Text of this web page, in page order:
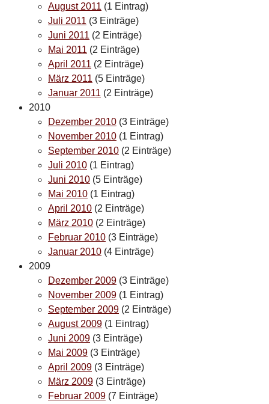
August 2011 (1 Eintrag)
Juli 2011 (3 Einträge)
Juni 2011 (2 Einträge)
Mai 2011 (2 Einträge)
April 2011 (2 Einträge)
März 2011 (5 Einträge)
Januar 2011 (2 Einträge)
2010
Dezember 2010 (3 Einträge)
November 2010 (1 Eintrag)
September 2010 (2 Einträge)
Juli 2010 (1 Eintrag)
Juni 2010 (5 Einträge)
Mai 2010 (1 Eintrag)
April 2010 (2 Einträge)
März 2010 (2 Einträge)
Februar 2010 (3 Einträge)
Januar 2010 (4 Einträge)
2009
Dezember 2009 (3 Einträge)
November 2009 (1 Eintrag)
September 2009 (2 Einträge)
August 2009 (1 Eintrag)
Juni 2009 (3 Einträge)
Mai 2009 (3 Einträge)
April 2009 (3 Einträge)
März 2009 (3 Einträge)
Februar 2009 (7 Einträge)